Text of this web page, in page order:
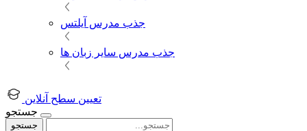
جذب مدرس آیلتس
جذب مدرس سایر زبان ها
تعیین سطح آنلاین
جستجو
جستجو